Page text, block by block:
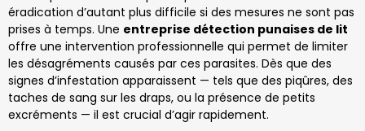
éradication d’autant plus difficile si des mesures ne sont pas
prises à temps. Une entreprise détection punaises de lit
offre une intervention professionnelle qui permet de limiter
les désagréments causés par ces parasites. Dès que des
signes d’infestation apparaissent — tels que des piqûres, des
taches de sang sur les draps, ou la présence de petits
excréments — il est crucial d’agir rapidement.